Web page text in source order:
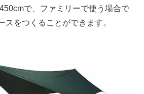
で、ファミリーで使う場合で
スをつくることができます。